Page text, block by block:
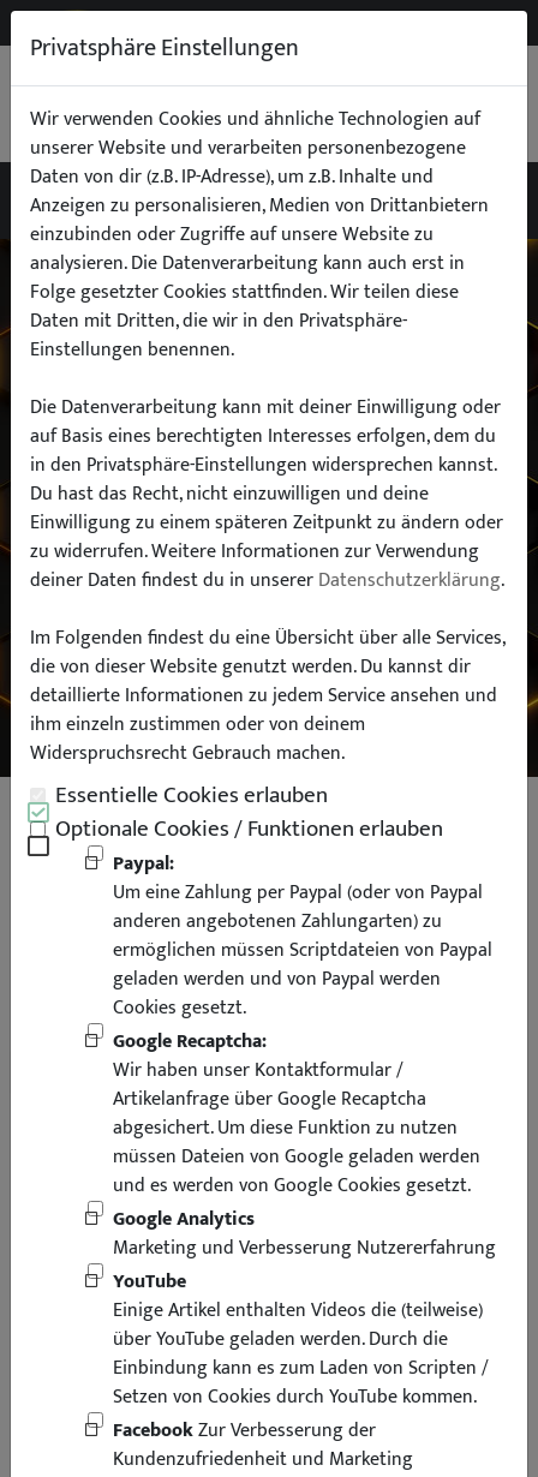
0,00 €
Wähle dein Auto
finde alle passenden Teile schnell und
einfach
Hersteller:
Modell:
SUCHEN
Hecklippe Spoiler Heckspoiler
Kofferraum Lippe für BMW G30
Limousine
25% Rabatt
Privatsphäre Einstellungen
Wir verwenden Cookies und ähnliche Technologien auf
unserer Website und verarbeiten personenbezogene
Daten von dir (z.B. IP-Adresse), um z.B. Inhalte und
Anzeigen zu personalisieren, Medien von Drittanbietern
einzubinden oder Zugriffe auf unsere Website zu
analysieren. Die Datenverarbeitung kann auch erst in
Folge gesetzter Cookies stattfinden. Wir teilen diese
Daten mit Dritten, die wir in den Privatsphäre-
Einstellungen benennen.
Die Datenverarbeitung kann mit deiner Einwilligung oder
auf Basis eines berechtigten Interesses erfolgen, dem du
in den Privatsphäre-Einstellungen widersprechen kannst.
Du hast das Recht, nicht einzuwilligen und deine
Einwilligung zu einem späteren Zeitpunkt zu ändern oder
zu widerrufen. Weitere Informationen zur Verwendung
deiner Daten findest du in unsererDatenschutzerklärung.
Im Folgenden findest du eine Übersicht über alle Services,
die von dieser Website genutzt werden. Du kannst dir
detaillierte Informationen zu jedem Service ansehen und
ihm einzeln zustimmen oder von deinem
Widerspruchsrecht Gebrauch machen.
Essentielle Cookies erlauben
Optionale Cookies / Funktionen erlauben
Paypal:
Um eine Zahlung per Paypal (oder von Paypal
anderen angebotenen Zahlungarten) zu
ermöglichen müssen Scriptdateien von Paypal
geladen werden und von Paypal werden
Cookies gesetzt.
Google Recaptcha:
Wir haben unser Kontaktformular /
Artikelanfrage über Google Recaptcha
abgesichert. Um diese Funktion zu nutzen
müssen Dateien von Google geladen werden
und es werden von Google Cookies gesetzt.
Google Analytics
Marketing und Verbesserung Nutzererfahrung
YouTube
Einige Artikel enthalten Videos die (teilweise)
über YouTube geladen werden. Durch die
Einbindung kann es zum Laden von Scripten /
Setzen von Cookies durch YouTube kommen.
FacebookZur Verbesserung der
Kundenzufriedenheit und Marketing